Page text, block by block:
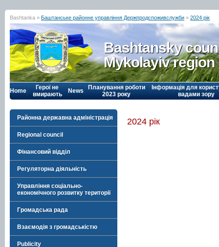
Bashtanka » Баштанське районне управління Держпродспоживслужби » 2024 рік
Bashtansky
Mykolayiv region
Home
Герої не
вмирають
News
Планування роботи
2023 року
Інформація для
вадами зору
Районна державна адміністрація
Regional council
Фінансовий відділ
Регуляторна діяльність
Управління соціально-
економічного розвитку території
Громадська рада
Взаємодія з громадськістю
Publicity
2024 рік